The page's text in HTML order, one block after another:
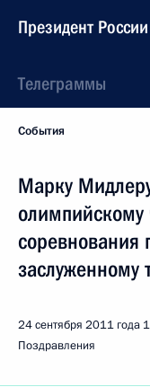
Президент России
Телеграммы
События
Марку
соревнования
24 сентября 2011 года
Поздравления